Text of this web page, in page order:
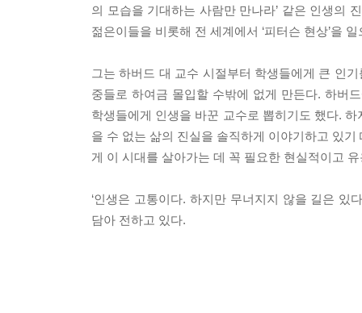
의 모습을 기대하는 사람만 만나라’ 같은 인생의
젊은이들을 비롯해 전 세계에서 ‘피터슨 현상’을
그는 하버드 대 교수 시절부터 학생들에게 큰 인
중들로 하여금 몰입할 수밖에 없게 만든다. 하버
학생들에게 인생을 바꾼 교수로 뽑히기도 했다.
을 수 없는 삶의 진실을 솔직하게 이야기하고 있
게 이 시대를 살아가는 데 꼭 필요한 현실적이고
‘인생은 고통이다. 하지만 무너지지 않을 길은 있
담아 전하고 있다.